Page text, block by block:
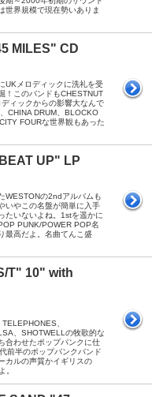
世界規模で現在勢いありま
MILES" CD
UKメロディックに洗礼を受
！このバンドもCHESTNUT
ィックからの影響大なんで
CHINA DRUM、BLOCKO
FOURな世界観もあった
UP" LP
WESTONの2ndアルバムも
いやこの名盤が簡単に入手
たいないよね。1stを遥かに
PUNK/POWER POP名
最高だよ。名曲てんこ盛
T" 10" with
、
、SHOTWELLの牧歌的な
合わせたポップパンクに仕
前半のポップパンクバンド
カルの声質かイギリスの
。